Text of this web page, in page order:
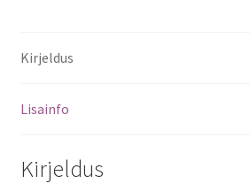
Kirjeldus
Lisainfo
Kirjeldus